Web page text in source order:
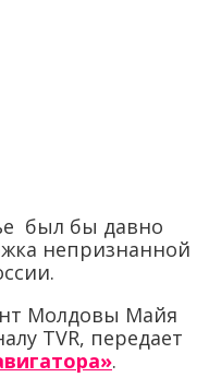
был бы давно
непризнанной
Молдовы Майя
TVR, передает
.